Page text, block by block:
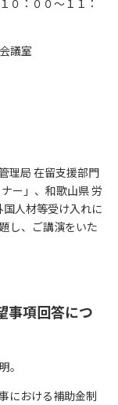
：００～１１：
議室
理局 在留支援部門
ー」、和歌山県 労
人材等受け入れに
し、ご講演をいた
事項回答につ
。
における補助金制
）